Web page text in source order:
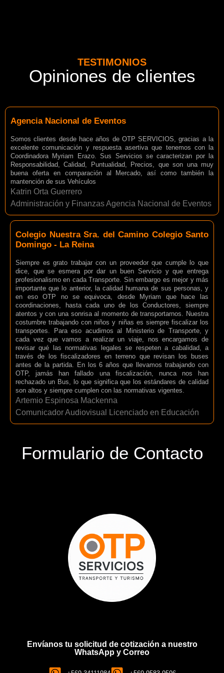
TESTIMONIOS
Opiniones de clientes
Agencia Nacional de Eventos
Somos clientes desde hace años de OTP SERVICIOS, gracias a la
excelente comunicación y respuesta asertiva que tenemos con la
Coordinadora Myriam Erazo. Sus Servicios se caracterizan por la
Responsabilidad, Calidad, Puntualidad, Precios, que son una muy
buena oferta en comparación al Mercado, así como también la
mantención de sus Vehículos
Katrin Orta Guerrero
Administración y Finanzas Agencia Nacional de Eventos
Colegio Nuestra Sra. del Camino Colegio Santo
Domingo - La Reina
Siempre es grato trabajar con un proveedor que cumple lo que
dice, que se esmera por dar un buen Servicio y que entrega
profesionalismo en cada Transporte. Sin embargo es mejor y más
importante que lo anterior, la calidad humana de sus personas, y
en eso OTP no se equivoca, desde Myriam que hace las
coordinaciones, hasta cada uno de los Conductores, siempre
atentos y con una sonrisa al momento de transportarnos. Nuestra
costumbre trabajando con niños y niñas es siempre fiscalizar los
transportes. Para eso acudimos al Ministerio de Transporte, y
cada vez que vamos a realizar un viaje, nos encargamos de
revisar qué las normativas legales se respeten a cabalidad, a
través de los fiscalizadores en terreno que revisan los buses
antes de la partida. En los 6 años que llevamos trabajando con
OTP, jamás han fallado una fiscalización, nunca nos han
rechazado un Bus, lo que significa que los estándares de calidad
son altos y siempre cumplen con las normativas vigentes.
Artemio Espinosa Mackenna
Comunicador Audiovisual Licenciado en Educación
Formulario de Contacto
Envíanos tu solicitud de cotización a nuestro
WhatsApp y Correo